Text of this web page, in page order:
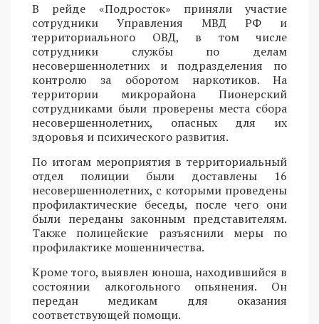
В рейде «Подросток» приняли участие
сотрудники Управления МВД РФ и
территориального ОВД, в том числе
сотрудники службы по делам
несовершеннолетних и подразделения по
контролю за оборотом наркотиков. На
территории микрорайона Пионерский
сотрудниками были проверены места сбора
несовершеннолетних, опасных для их
здоровья и психического развития.
По итогам мероприятия в территориальный
отдел полиции были доставлены 16
несовершеннолетних, с которыми проведены
профилактические беседы, после чего они
были переданы законным представителям.
Также полицейские разъяснили меры по
профилактике мошенничества.
Кроме того, выявлен юноша, находившийся в
состоянии алкогольного опьянения. Он
передан медикам для оказания
соответствующей помощи.